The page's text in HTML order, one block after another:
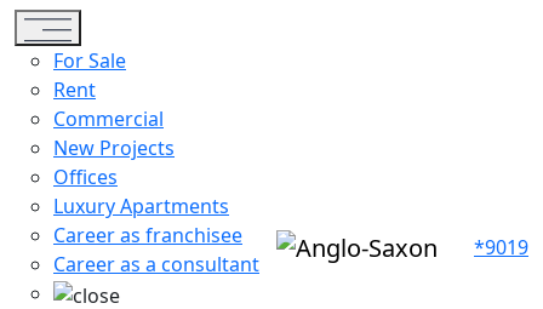
Toggle navigation
For Sale
Rent
Commercial
New Projects
Offices
Luxury Apartments
Career as franchisee
Career as a consultant
*9019